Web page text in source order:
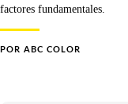
factores fundamentales.
POR ABC COLOR